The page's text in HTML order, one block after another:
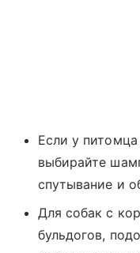
Если у
выбирайте
спутывание и
Для собак с
бульдогов,